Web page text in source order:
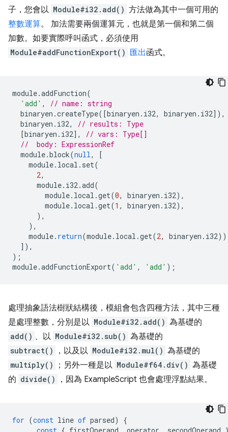
子，您會以 Module#i32.add() 方法做為其中一個可用的
整數運算。 加法需要兩個運算元，也就是第一個和第二個
加數。如要實際呼叫函式，必須使用
Module#addFunctionExport() 匯出函式。
module.addFunction(
'add' ,
// name: string
binaryen .createType([binaryen . i32, binaryen . i32]),
binaryen . i32,
// results: Type
[binaryen . i32],
// vars: Type[]
//  body: ExpressionRef
module.block(null ,
[
module. local . set(
2,
module. i32 .add(
module. local .get(0, binaryen . i32),
module. local .get(1 , binaryen . i32),
),
),
module. return(module. local .get(2, binaryen . i32
]),
);
module.addFunctionExport( 'add' , 'add' );
處理抽象語法樹狀結構後，模組會包含四種方法，其中三種
是處理整數，分別是以 Module#i32.add() 為基礎的
add() 、以 Module#i32.sub() 為基礎的
subtract() ，以及以 Module#i32.mul() 為基礎的
multiply() ；另外一種是以 Module#f64.div() 為基礎
的 divide() ，因為 ExampleScript 也會處理浮點結果。
for (const line of parsed)
{
const { firstOperand operator secondOperand